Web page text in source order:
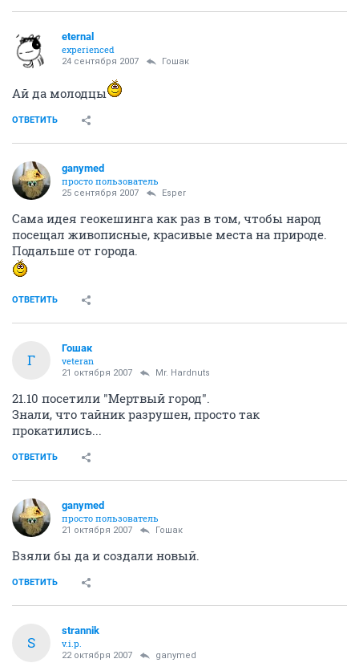
eternal
experienced
24 сентября 2007 Гошак
Ай да молодцы
ОТВЕТИТЬ
ganymed
просто пользователь
25 сентября 2007 Esper
Сама идея геокешинга как раз в том, чтобы народ
посещал живописные, красивые места на природе.
Подальше от города.
ОТВЕТИТЬ
Г
Гошак
veteran
21 октября 2007 Mr. Hardnuts
21.10 посетили "Мертвый город".
Знали, что тайник разрушен, просто так
прокатились...
ОТВЕТИТЬ
ganymed
просто пользователь
21 октября 2007 Гошак
Взяли бы да и создали новый.
ОТВЕТИТЬ
S
strannik
v.i.p.
22 октября 2007 ganymed